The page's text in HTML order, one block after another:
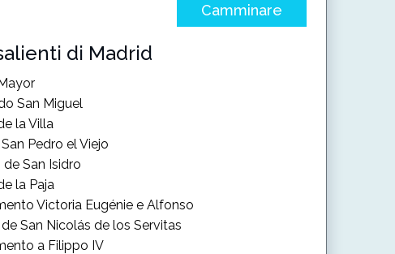
Camminare
di Madrid
San Miguel
la Villa
Pedro el Viejo
de San Isidro
la Paja
Victoria Eugénie e Alfonso
San Nicolás de los Servitas
a Filippo IV